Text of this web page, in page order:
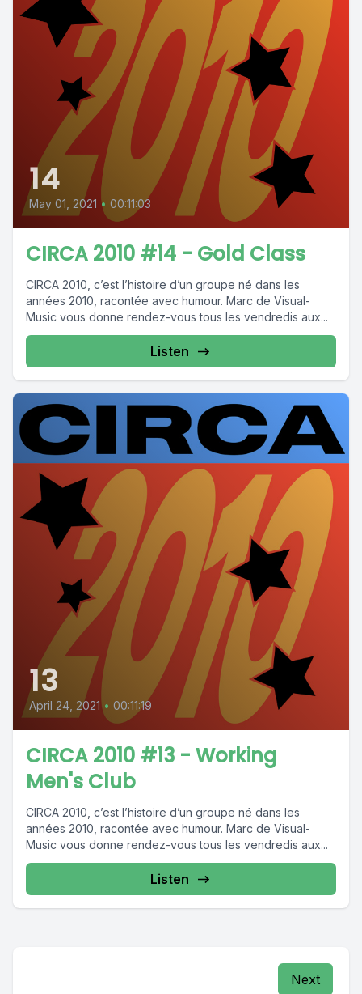
14
May 01, 2021 • 00:11:03
CIRCA 2010 #14 - Gold Class
CIRCA 2010, c’est l’histoire d’un groupe né dans les
années 2010, racontée avec humour. Marc de Visual-
Music vous donne rendez-vous tous les vendredis aux...
Listen
13
April 24, 2021 • 00:11:19
CIRCA 2010 #13 - Working
Men's Club
CIRCA 2010, c’est l’histoire d’un groupe né dans les
années 2010, racontée avec humour. Marc de Visual-
Music vous donne rendez-vous tous les vendredis aux...
Listen
Next